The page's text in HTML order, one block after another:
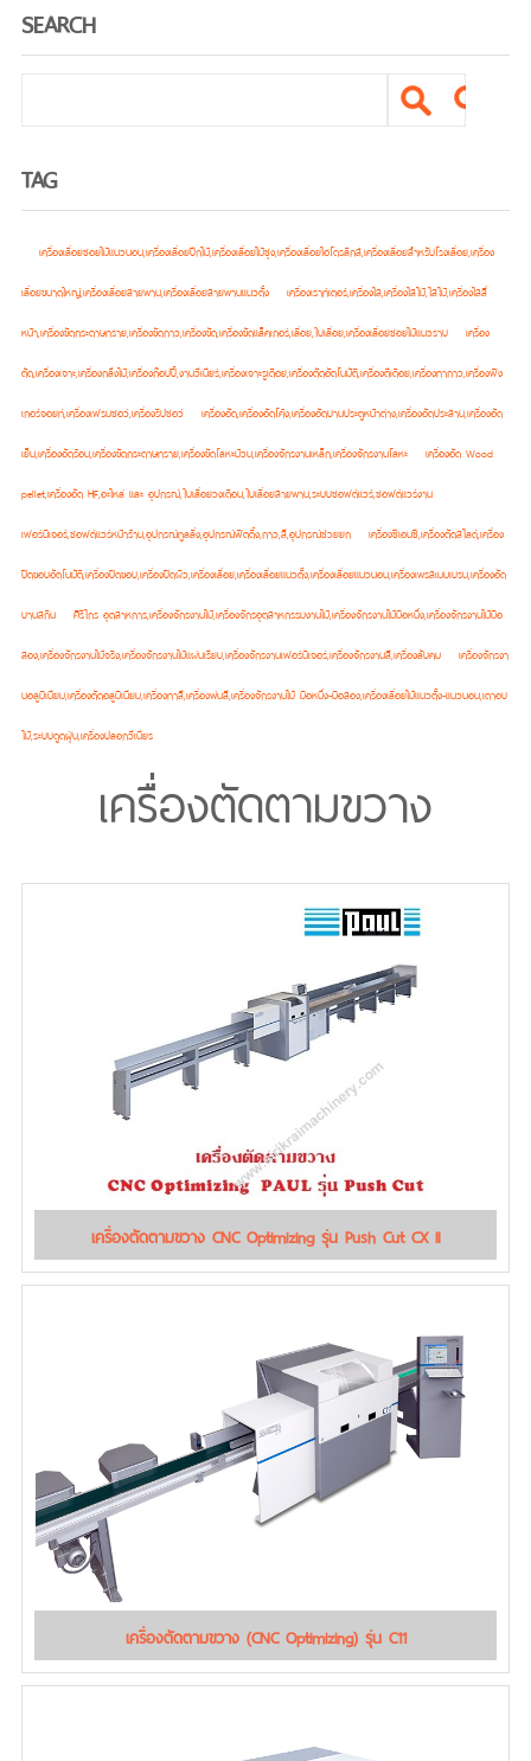
SEARCH
TAG
เครื่องเลื่อยซอยไม้แนวนอน,เครื่องเลื่อยปีกไม้,เครื่องเลื่อยไม้ซุง,เครื่องเลื่อยไฮโดรลิกส์,เครื่องเลื่อยสำหรับโรงเลื่อย,เครื่อง
เลื่อยขนาดใหญ่,เครื่องเลื่อยสายพาน,เครื่องเลื่อยสายพานแนวตั้ง
เครื่องเราท์เตอร์,เครื่องไส,เครื่องไสไม้,ไสไม้,เครื่องไสสี่
หน้า,เครื่องขัดกระดาษทราย,เครื่องขัดกาว,เครื่องขัด,เครื่องขัดแล็คเกอร์,เลื่อย,ใบเลื่อย,เครื่องเลื่อยซอยไม้แนวราบ
เครื่อง
ตัด,เครื่องเจาะ,เครื่องกลึงไม้,เครื่องก๊อปปี้,งานวีเนียร์,เครื่องเจาะรูเดือย,เครื่องตัดอัตโนมัติ,เครื่องตีเดือย,เครื่องทากาว,เครื่องฟิง
เกอร์จอยท์,เครื่องเฟรมซอว์,เครื่องริปซอว์
เครื่องอัด,เครื่องอัดโค้ง,เครื่องอัดบานประตูหน้าต่าง,เครื่องอัดประสาน,เครื่องอัด
เย็น,เครื่องอัดร้อน,เครื่องขัดกระดาษทราย,เครื่องขัดโลหะม้วน,เครื่องจักรงานเหล็ก,เครื่องจักรงานโลหะ
เครื่องอัด Wood
pellet,เครื่องอัด HF,อะไหล่ และ อุปกรณ์,ใบเลื่อยวงเดือน,ใบเลื่อยสายพาน,ระบบซอฟต์แวร์,ซอฟต์แวร์งาน
เฟอร์นิเจอร์,ซอฟต์แวร์หน้าร้าน,อุปกรณ์ทูลลิ่ง,อุปกรณ์ฟิตติ้ง,กาว,สี,อุปกรณ์ช่วยยก
เครื่องซีเอนซี,เครื่องตัดสไลด์,เครื่อง
ปิดขอบอัตโนมัติ,เครื่องปิดขอบ,เครื่องปิดผิว,เครื่องเลื่อย,เครื่องเลื่อยแนวตั้ง,เครื่องเลื่อยแนวนอน,เครื่องเพรสเมมเบรน,เครื่องอัด
บานสกิน
ศิริไกร อุตสาหการ,เครื่องจักรงานไม้,เครื่องจักรอุตสาหกรรมงานไม้,เครื่องจักรงานไม้มือหนึ่ง,เครื่องจักรงานไม้มือ
สอง,เครื่องจักรงานไม้จริง,เครื่องจักรงานไม้แผ่นเรียบ,เครื่องจักรงานเฟอร์นิเจอร์,เครื่องจักรงานสี,เครื่องลับคม
เครื่องจักรงา
นอลูมิเนียม,เครื่องตัดอลูมิเนียม,เครื่องทาสี,เครื่องพ่นสี,เครื่องจักรงานไม้ มือหนึ่ง-มือสอง,เครื่องเลื่อยไม้แนวตั้ง-แนวนอน,เตาอบ
ไม้,ระบบดูดฝุ่น,เครื่องปลอกวีเนียร
เครื่องตัดตามขวาง
เครื่องตัดตามขวาง CNC Optimizing รุ่น Push Cut CX II
เครื่องตัดตามขวาง (CNC Optimizing) รุ่น C11